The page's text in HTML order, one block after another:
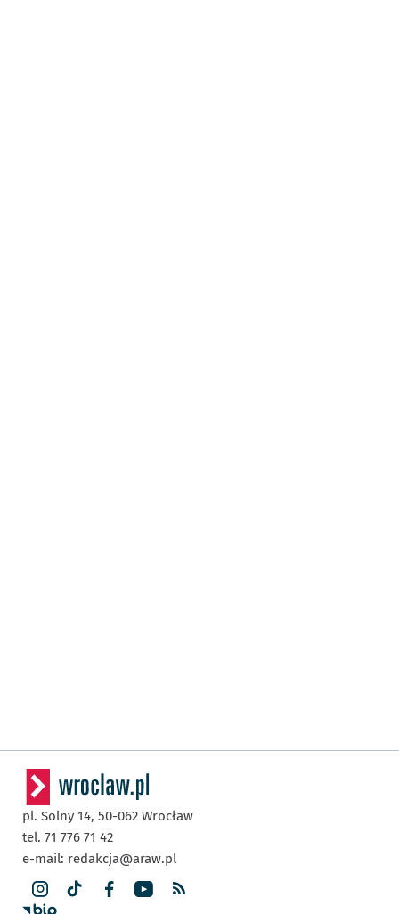
pl. Solny 14, 50-062 Wrocław
tel. 71 776 71 42
e-mail: redakcja@araw.pl